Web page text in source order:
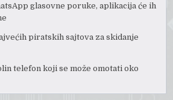
glasovne poruke, aplikacija će ih
piratskih sajtova za skidanje
telefon koji se može omotati oko